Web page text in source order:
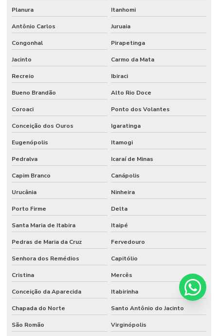
Planura Itanhomi
Antônio Carlos Juruaia
Congonhal Pirapetinga
Jacinto Carmo da Mata
Recreio Ibiraci
Bueno Brandão Alto Rio Doce
Coroaci Ponto dos Volantes
Conceição dos Ouros Igaratinga
Eugenópolis Itamogi
Pedralva Icaraí de Minas
Capim Branco Canápolis
Urucânia Ninheira
Porto Firme Delta
Santa Maria de Itabira Itaipé
Pedras de Maria da Cruz Fervedouro
Senhora dos Remédios Capitólio
Cristina Mercês
Conceição da Aparecida Itabirinha
Chapada do Norte Santo Antônio do Jacinto
São Romão Virginópolis